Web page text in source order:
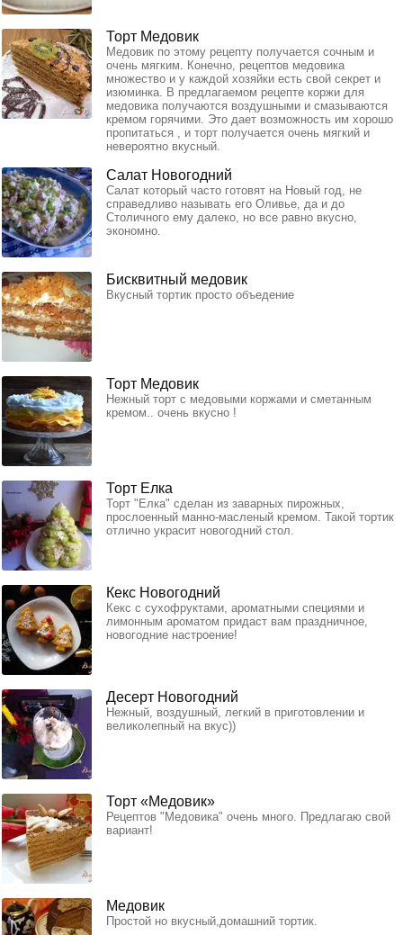
Торт Медовик
Медовик по этому рецепту получается сочным и
очень мягким. Конечно, рецептов медовика
множество и у каждой хозяйки есть свой секрет и
изюминка. В предлагаемом рецепте коржи для
медовика получаются воздушными и смазываются
кремом горячими. Это дает возможность им хорошо
пропитаться , и торт получается очень мягкий и
невероятно вкусный.
Салат Новогодний
Салат который часто готовят на Новый год, не
справедливо называть его Оливье, да и до
Столичного ему далеко, но все равно вкусно,
экономно.
Бисквитный медовик
Вкусный тортик просто объедение
Торт Медовик
Нежный торт с медовыми коржами и сметанным
кремом.. очень вкусно !
Торт Елка
Торт "Елка" сделан из заварных пирожных,
прослоенный манно-масленый кремом. Такой тортик
отлично украсит новогодний стол.
Кекс Новогодний
Кекс с сухофруктами, ароматными специями и
лимонным ароматом придаст вам праздничное,
новогодние настроение!
Десерт Новогодний
Нежный, воздушный, легкий в приготовлении и
великолепный на вкус))
Торт «Медовик»
Рецептов "Медовика" очень много. Предлагаю свой
вариант!
Медовик
Простой но вкусный,домашний тортик.